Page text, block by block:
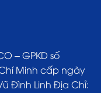
– GPKD số
Chí Minh cấp ngày
Đình Linh Địa Chỉ: